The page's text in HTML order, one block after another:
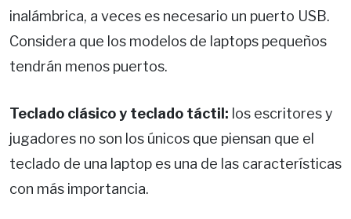
inalámbrica, a veces es necesario un puerto USB.
Considera que los modelos de laptops pequeños
tendrán menos puertos.
Teclado clásico y teclado táctil: los escritores y
jugadores no son los únicos que piensan que el
teclado de una laptop es una de las características
con más importancia.